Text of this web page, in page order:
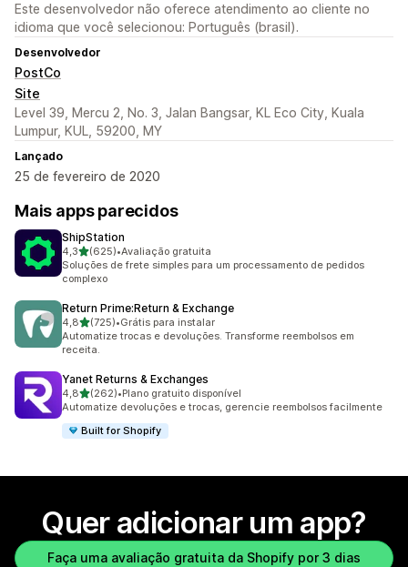
Este desenvolvedor não oferece atendimento ao cliente no
idioma que você selecionou: Português (brasil).
Desenvolvedor
PostCo
Site
Level 39, Mercu 2, No. 3, Jalan Bangsar, KL Eco City, Kuala
Lumpur, KUL, 59200, MY
Lançado
25 de fevereiro de 2020
Mais apps parecidos
ShipStation
4,3de 5 estrelas
(625)
625 avaliações ao todo
•Avaliação gratuita
Soluções de frete simples para um processamento de pedidos
complexo
Return Prime:Return & Exchange
4,8de 5 estrelas
(725)
725 avaliações ao todo
•Grátis para instalar
Automatize trocas e devoluções. Transforme reembolsos em
receita.
Yanet Returns & Exchanges
4,8de 5 estrelas
(262)
262 avaliações ao todo
•Plano gratuito disponível
Automatize devoluções e trocas, gerencie reembolsos facilmente
Built for Shopify
Quer adicionar um app?
Faça uma avaliação gratuita da Shopify por 3 dias